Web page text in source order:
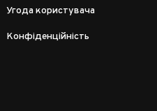
Угода користувача
Конфіденційність